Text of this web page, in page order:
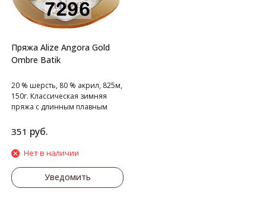
Пряжа Alize Angora Gold
Ombre Batik
20 % шерсть, 80 % акрил, 825м,
150г. Классическая зимняя
пряжа с длинным плавным
351 руб.
Нет в наличии
Уведомить